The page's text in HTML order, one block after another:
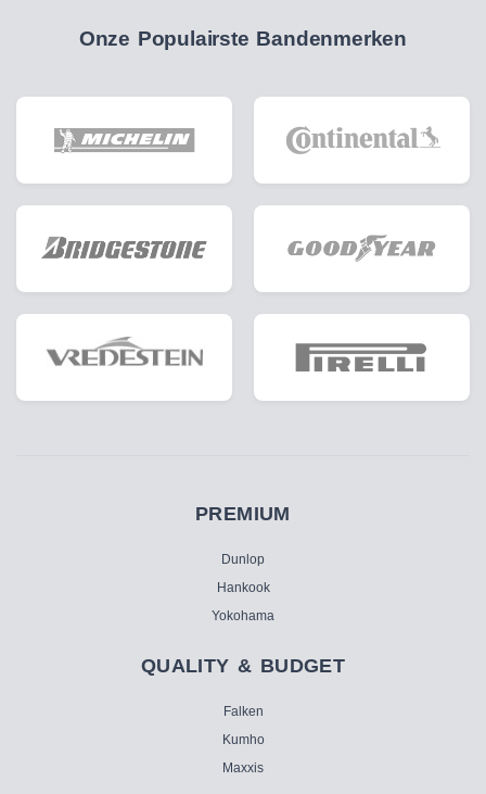
Onze Populairste Bandenmerken
PREMIUM
Dunlop
Hankook
Yokohama
QUALITY & BUDGET
Falken
Kumho
Maxxis